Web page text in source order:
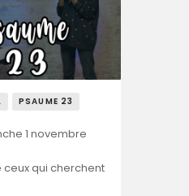
PSAUME 23
1 novembre
qui cherchent